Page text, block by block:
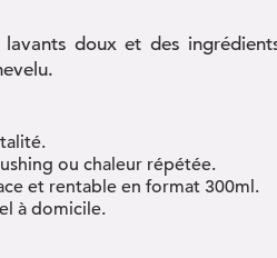
doux et des
ou chaleur répétée.
et rentable en format 300ml.
à domicile.